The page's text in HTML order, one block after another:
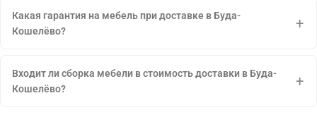
Какая гарантия на мебель при доставке в Буда-
Кошелёво?
Входит ли сборка мебели в стоимость доставки в Буда-
Кошелёво?